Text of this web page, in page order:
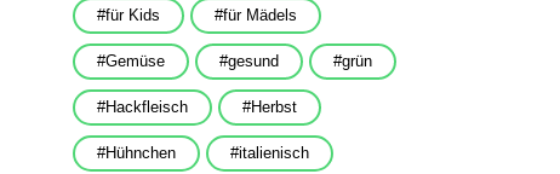
für Kids für Mädels
Gemüse gesund grün
Hackfleisch Herbst
Hühnchen italienisch